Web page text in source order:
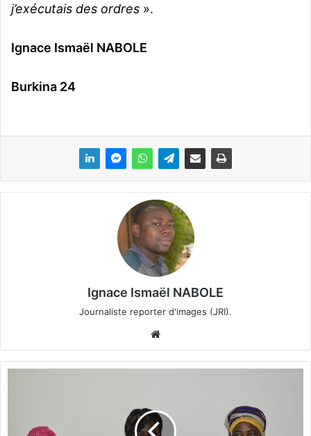
j’exécutais des ordres ».
Ignace Ismaël NABOLE
Burkina 24
Ignace Ismaël NABOLE
Journaliste reporter d'images (JRI).
bsi
te